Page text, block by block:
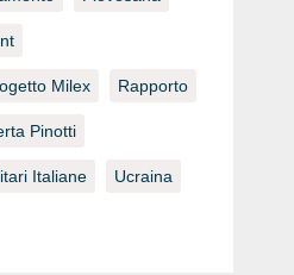
Milex Rapporto
Pinotti
Italiane Ucraina